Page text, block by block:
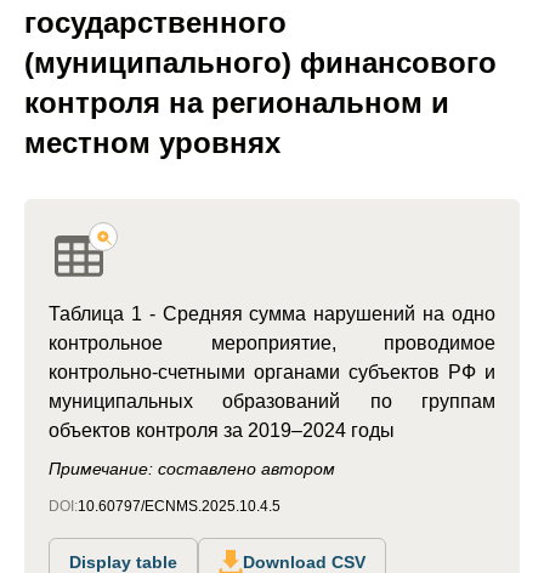
государственного
(муниципального) финансового
контроля на региональном и
местном уровнях
Таблица 1 - Средняя сумма нарушений на одно
контрольное мероприятие, проводимое
контрольно-счетными органами субъектов РФ и
муниципальных образований по группам
объектов контроля за 2019–2024 годы
Примечание: составлено автором
DOI:10.60797/ECNMS.2025.10.4.5
Display table Download CSV